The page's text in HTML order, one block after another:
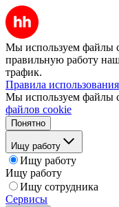
Мы используем файлы
правильную работу
трафик.
Правила
Мы используем файлы
файлов cookie
Понятно
Ищу работу
Ищу работу
Ищу работу
Ищу сотрудника
Сервисы